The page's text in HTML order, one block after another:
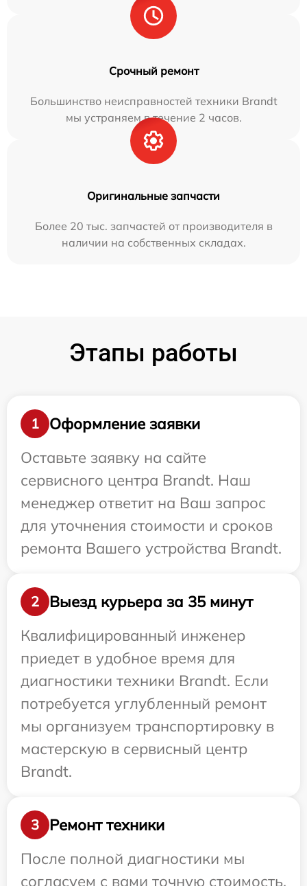
Срочный ремонт
Большинство неисправностей техники Brandt
мы устраняем в течение 2 часов.
Оригинальные запчасти
Более 20 тыс. запчастей от производителя в
наличии на собственных складах.
Этапы работы
1
Оформление заявки
Оставьте заявку на сайте
сервисного центра Brandt. Наш
менеджер ответит на Ваш запрос
для уточнения стоимости и сроков
ремонта Вашего устройства Brandt.
2
Выезд курьера за 35 минут
Квалифицированный инженер
приедет в удобное время для
диагностики техники Brandt. Если
потребуется углубленный ремонт
мы организуем транспортировку в
мастерскую в сервисный центр
Brandt.
3
Ремонт техники
После полной диагностики мы
согласуем с вами точную стоимость,